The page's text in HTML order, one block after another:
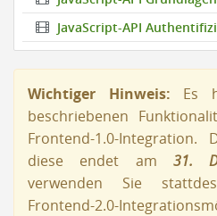
JavaScript-API
Wichtiger Hinweis: Es
beschriebenen
Frontend-1.0-
diese endet am 31.
verwenden Sie
Frontend-2.0-